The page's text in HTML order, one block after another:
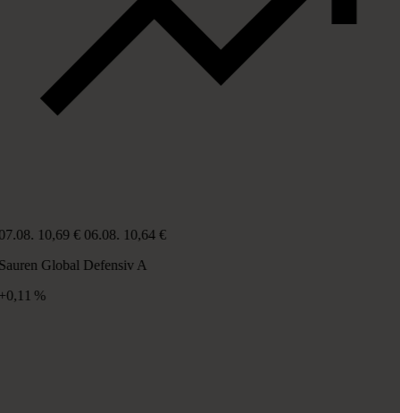
10,69 € 06.08. 10,64 €
Global Defensiv A
%